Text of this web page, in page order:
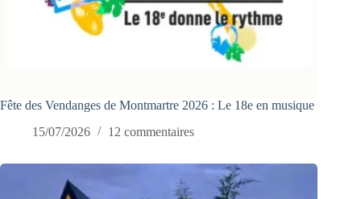
Fête des Vendanges de Montmartre 2026 : Le 18e en musique
15/07/2026
12 commentaires